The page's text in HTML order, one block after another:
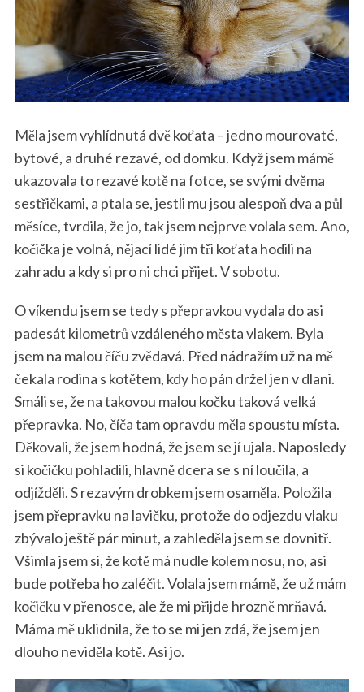
Měla jsem vyhlídnutá dvě koťata – jedno mourovaté,
bytové, a druhé rezavé, od domku. Když jsem mámě
ukazovala to rezavé kotě na fotce, se svými dvěma
sestřičkami, a ptala se, jestli mu jsou alespoň dva a půl
měsíce, tvrdila, že jo, tak jsem nejprve volala sem. Ano,
kočička je volná, nějací lidé jim tři koťata hodili na
zahradu a kdy si pro ni chci přijet. V sobotu.
O víkendu jsem se tedy s přepravkou vydala do asi
padesát kilometrů vzdáleného města vlakem. Byla
jsem na malou číču zvědavá. Před nádražím už na mě
čekala rodina s kotětem, kdy ho pán držel jen v dlani.
Smáli se, že na takovou malou kočku taková velká
přepravka. No, číča tam opravdu měla spoustu místa.
Děkovali, že jsem hodná, že jsem se jí ujala. Naposledy
si kočičku pohladili, hlavně dcera se s ní loučila, a
odjížděli. S rezavým drobkem jsem osaměla. Položila
jsem přepravku na lavičku, protože do odjezdu vlaku
zbývalo ještě pár minut, a zahleděla jsem se dovnitř.
Všimla jsem si, že kotě má nudle kolem nosu, no, asi
bude potřeba ho zaléčit. Volala jsem mámě, že už mám
kočičku v přenosce, ale že mi přijde hrozně mrňavá.
Máma mě uklidnila, že to se mi jen zdá, že jsem jen
dlouho neviděla kotě. Asi jo.